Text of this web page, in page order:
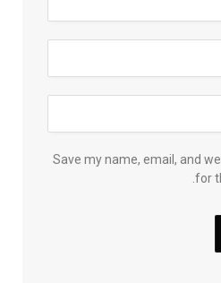
Save my name, email, and
for